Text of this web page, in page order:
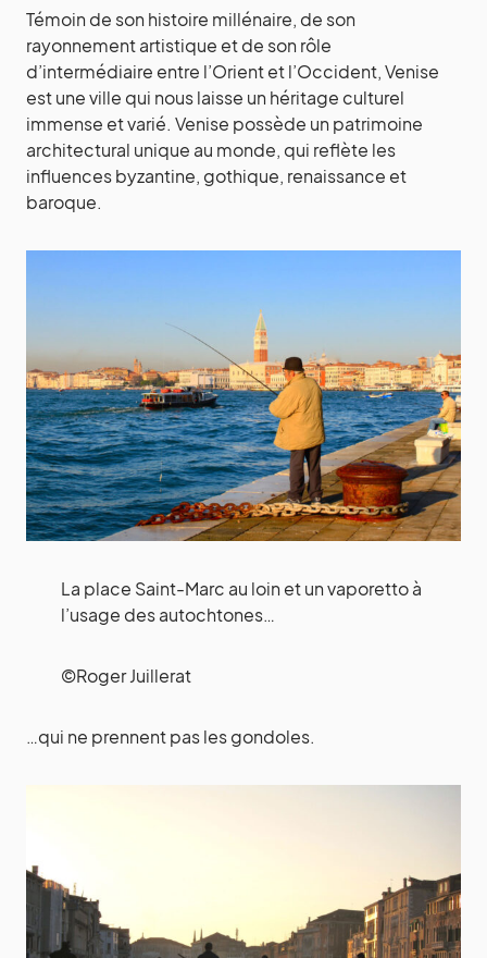
Témoin de son histoire millénaire, de son
rayonnement artistique et de son rôle
d’intermédiaire entre l’Orient et l’Occident, Venise
est une ville qui nous laisse un héritage culturel
immense et varié. Venise possède un patrimoine
architectural unique au monde, qui reflète les
influences byzantine, gothique, renaissance et
baroque.
La place Saint-Marc au loin et un vaporetto à
l’usage des autochtones…
©Roger Juillerat
…qui ne prennent pas les gondoles.